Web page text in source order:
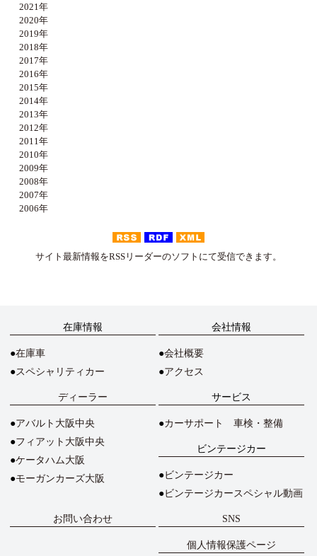
2021年
2020年
2019年
2018年
2017年
2016年
2015年
2014年
2013年
2012年
2011年
2010年
2009年
2008年
2007年
2006年
サイト最新情報をRSSリーダーのソフトにて受信できます。
在庫情報
在庫車
スペシャリティカー
会社情報
会社概要
アクセス
ディーラー
アバルト大阪中央
フィアット大阪中央
ケータハム大阪
モーガンカーズ大阪
サービス
カーサポート 車検・整備
ビンテージカー
ビンテージカー
ビンテージカースペシャル動画
お問い合わせ SNS
個人情報保護ページ